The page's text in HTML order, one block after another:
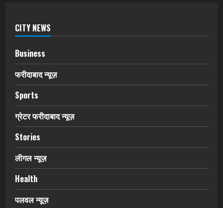
CITY NEWS
Business
फरीदाबाद न्यूज़
Sports
ग्रेटर फरीदाबाद न्यूज़
Stories
लीगल न्यूज़
Health
पलवल न्यूज़